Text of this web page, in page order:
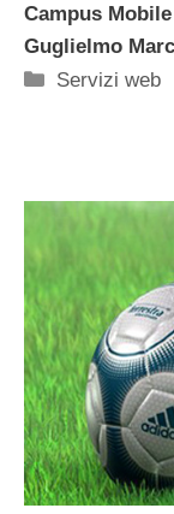
Campus
Guglielmo
Categorie
Servizi web